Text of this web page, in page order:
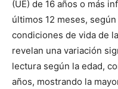
(UE) de 16 años o más
últimos 12 meses,
condiciones de vida de
revelan una variación
lectura según la edad,
años, mostrando la